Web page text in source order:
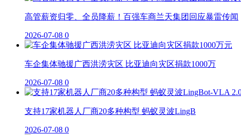
高管薪资归零、全员降薪！百强车商兰天集团回应暴雷传闻
2026-07-08 0
车企集体驰援广西洪涝灾区 比亚迪向灾区捐款1000万
2026-07-08 0
支持17家机器人厂商20多种构型 蚂蚁灵波LingB
2026-07-08 0